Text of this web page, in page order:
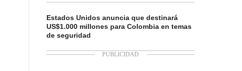
Estados Unidos anuncia que destinará
US$1.000 millones para Colombia en temas
de seguridad